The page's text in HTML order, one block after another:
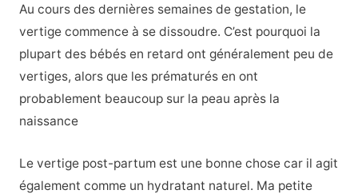
Au cours des dernières semaines de gestation, le
vertige commence à se dissoudre. C’est pourquoi la
plupart des bébés en retard ont généralement peu de
vertiges, alors que les prématurés en ont
probablement beaucoup sur la peau après la
naissance
Le vertige post-partum est une bonne chose car il agit
également comme un hydratant naturel. Ma petite